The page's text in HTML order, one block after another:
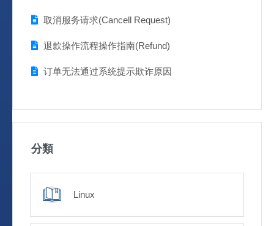
取消服务请求(Cancell Request)
退款操作流程操作指南(Refund)
订单无法通过系统提示欺诈原因
分類
Linux